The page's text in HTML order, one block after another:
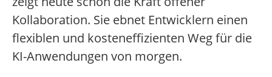
Kollaboration. Sie ebnet Entwicklern einen
flexiblen und kosteneffizienten Weg für die
KI-Anwendungen von morgen.